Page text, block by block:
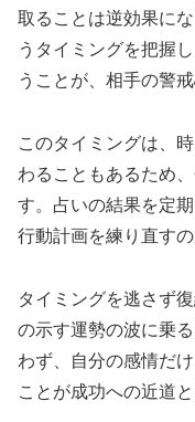
取ることは逆効果に
うタイミングを把握
うことが、相手の警
このタイミングは、
わることもあるため
す。占いの結果を定
行動計画を練り直すの
タイミングを逃さず
の示す運勢の波に乗
わず、自分の感情だ
ことが成功への近道と